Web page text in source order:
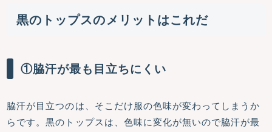
黒のトップスのメリットはこれだ
①脇汗が最も目立ちにくい
脇汗が目立つのは、そこだけ服の色味が変わってしまうか
らです。黒のトップスは、色味に変化が無いので脇汗が最